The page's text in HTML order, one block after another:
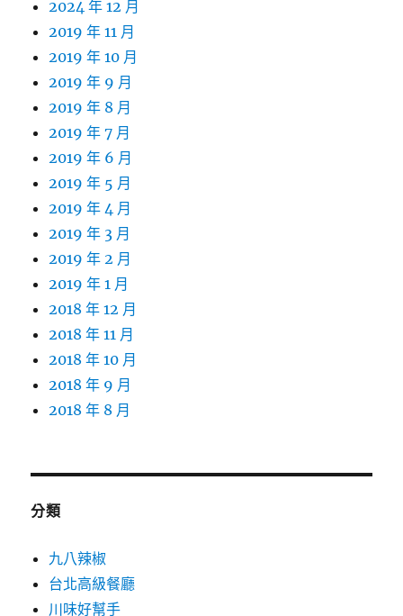
2024 年 12 月
2019 年 11 月
2019 年 10 月
2019 年 9 月
2019 年 8 月
2019 年 7 月
2019 年 6 月
2019 年 5 月
2019 年 4 月
2019 年 3 月
2019 年 2 月
2019 年 1 月
2018 年 12 月
2018 年 11 月
2018 年 10 月
2018 年 9 月
2018 年 8 月
分類
九八辣椒
台北高級餐廳
川味好幫手